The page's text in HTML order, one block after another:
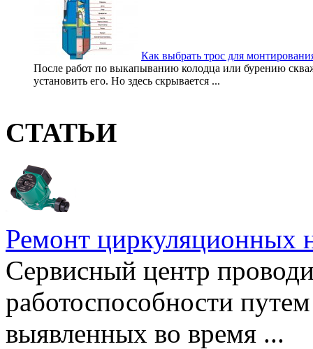
Как выбрать трос для
После работ по выкапыванию колодца или бурению
установить его. Но здесь скрывается ...
СТАТЬИ
Ремонт циркуляционных
Сервисный центр
работоспособности
выявленных во время ...